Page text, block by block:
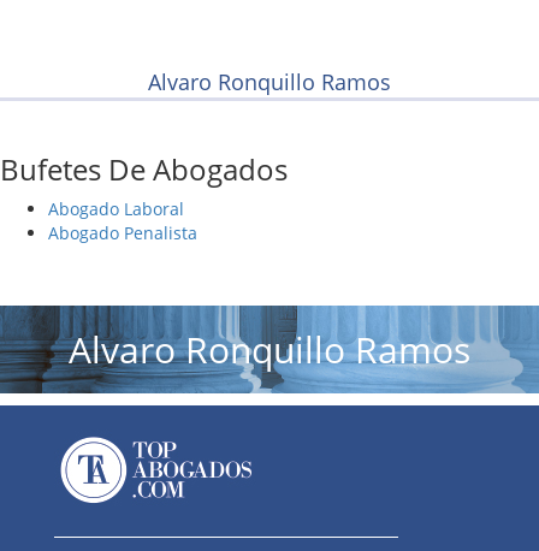
Alvaro Ronquillo Ramos
Bufetes De Abogados
Abogado Laboral
Abogado Penalista
Alvaro Ronquillo Ramos